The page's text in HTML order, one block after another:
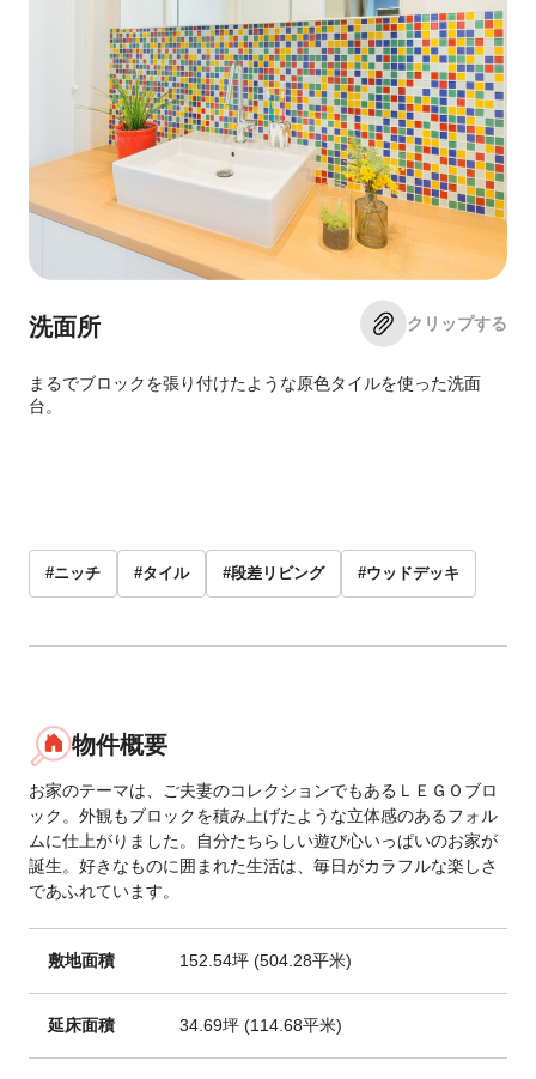
洗面所
まるでブロックを張り付けたような原色タイルを使った洗面
台。
クリップする
#ニッチ #タイル #段差リビング #ウッドデッキ
物件概要
お家のテーマは、ご夫妻のコレクションでもあるＬＥＧＯブロ
ック。外観もブロックを積み上げたような立体感のあるフォル
ムに仕上がりました。自分たちらしい遊び心いっぱいのお家が
誕生。好きなものに囲まれた生活は、毎日がカラフルな楽しさ
であふれています。
敷地面積 152.54坪 (504.28平米)
延床面積 34.69坪 (114.68平米)